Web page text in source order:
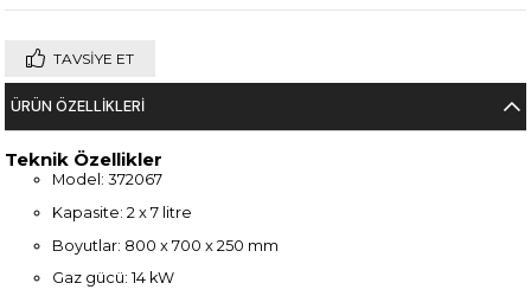
TAVSIYE ET
ÜRÜN ÖZELLIKLERI
Teknik Özellikler
Model: 372067
Kapasite: 2 x 7 litre
Boyutlar: 800 x 700 x 250 mm
Gaz gücü: 14 kW